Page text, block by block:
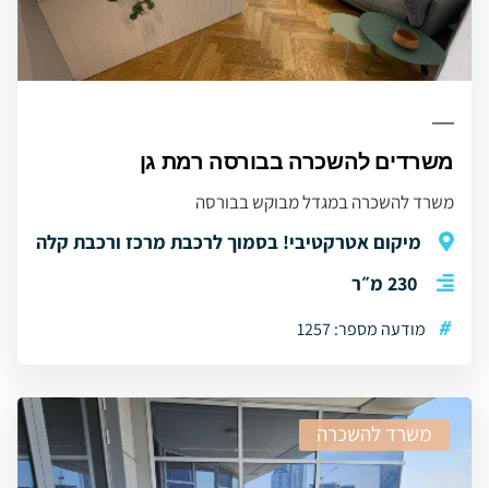
משרדים להשכרה בבורסה רמת גן
משרד להשכרה במגדל מבוקש בבורסה
מיקום אטרקטיבי! בסמוך לרכבת מרכז ורכבת קלה
# מודעה מספר: 1257
משרד להשכרה